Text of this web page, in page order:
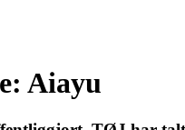
Aiayu